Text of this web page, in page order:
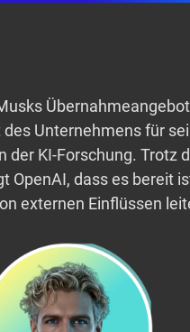
Unternehmens für
der KI-Forschung. Trotz
dass es bereit
externen Einflüssen